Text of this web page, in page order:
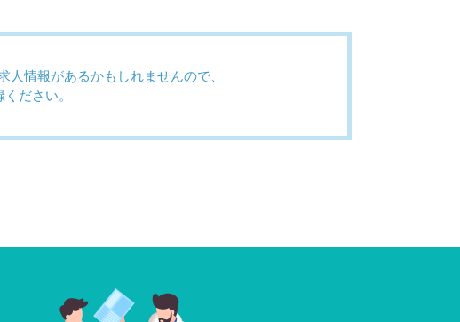
情報があるかもしれませんので、
ださい。